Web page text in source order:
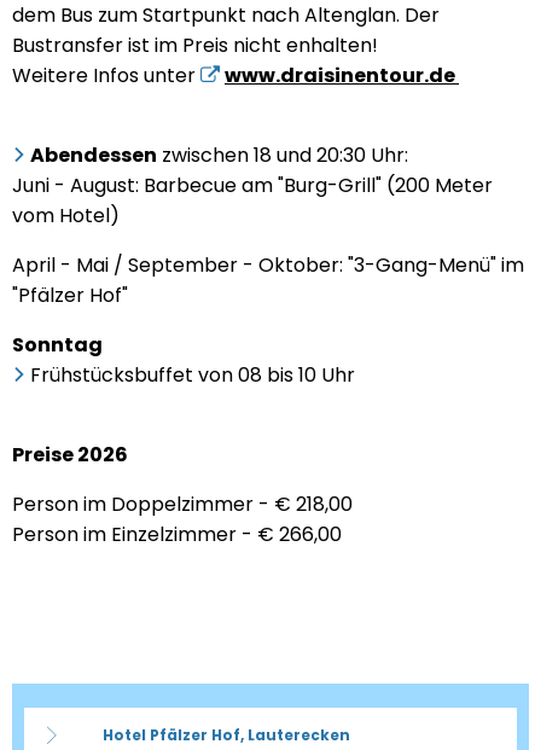
dem Bus zum Startpunkt nach Altenglan. Der
Bustransfer ist im Preis nicht enhalten!
Weitere Infos unter
www.draisinentour.de
Abendessen zwischen 18 und 20:30 Uhr:
Juni - August: Barbecue am "Burg-Grill" (200 Meter
vom Hotel)
April - Mai / September - Oktober: "3-Gang-Menü" im
"Pfälzer Hof"
Sonntag
Frühstücksbuffet von 08 bis 10 Uhr
Preise 2026
Person im Doppelzimmer - € 218,00
Person im Einzelzimmer - € 266,00
Hotel Pfälzer Hof, Lauterecken